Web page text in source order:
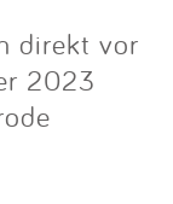
direkt vor
2023